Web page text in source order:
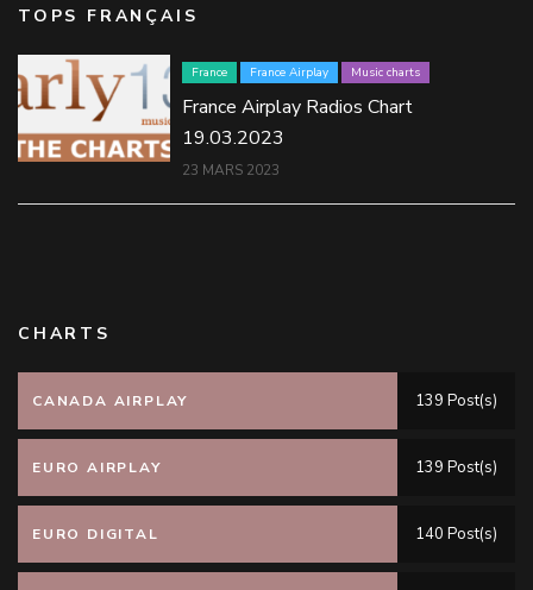
TOPS FRANÇAIS
France France Airplay Music charts
France Airplay Radios Chart
19.03.2023
23 MARS 2023
CHARTS
CANADA AIRPLAY 139 Post(s)
EURO AIRPLAY 139 Post(s)
EURO DIGITAL 140 Post(s)